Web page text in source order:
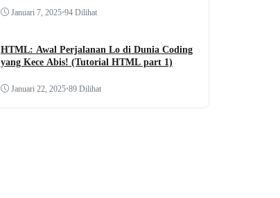
Januari 7, 2025•94 Dilihat
HTML: Awal Perjalanan Lo di Dunia Coding
yang Kece Abis! (Tutorial HTML part 1)
Januari 22, 2025•89 Dilihat